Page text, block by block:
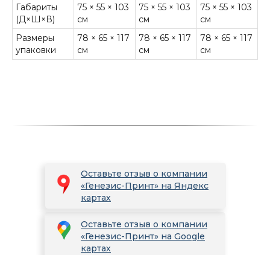
Габариты
(Д×Ш×В)
75 × 55 × 103
см
75 × 55 × 103
см
75 × 55 × 103
см
Размеры
упаковки
78 × 65 × 117
см
78 × 65 × 117
см
78 × 65 × 117
см
Оставьте отзыв о компании
«Генезис-Принт» на Google
картах
Оставьте отзыв о компании
«Генезис-Принт» на Яндекс
картах